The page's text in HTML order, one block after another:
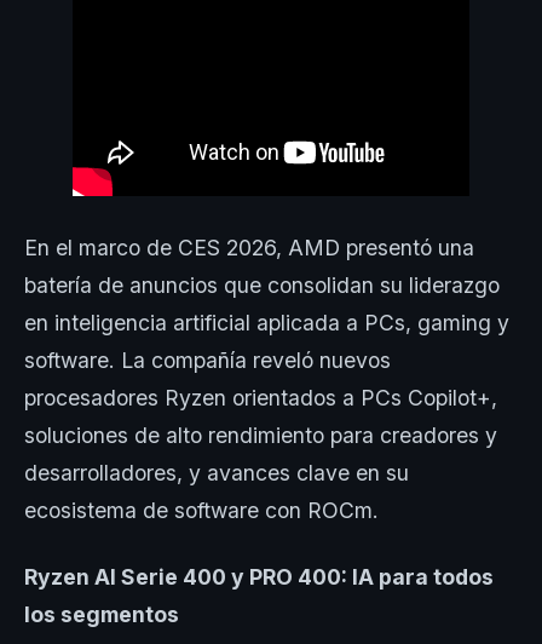
En el marco de CES 2026, AMD presentó una
batería de anuncios que consolidan su liderazgo
en inteligencia artificial aplicada a PCs, gaming y
software. La compañía reveló nuevos
procesadores Ryzen orientados a PCs Copilot+,
soluciones de alto rendimiento para creadores y
desarrolladores, y avances clave en su
ecosistema de software con ROCm.
Ryzen AI Serie 400 y PRO 400: IA para todos
los segmentos